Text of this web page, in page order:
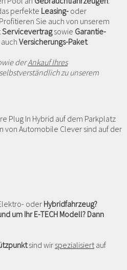
perfekte Leasing- oder
Sie auch von unserem
Servicevertragsowie Garantie-
Versicherungs-Paket.
derAnkauf Ihres
zu unserem
oder Hybridfahrzeug?
um Ihr E-TECH Modell? Dann
sind wir spezialisiertauf